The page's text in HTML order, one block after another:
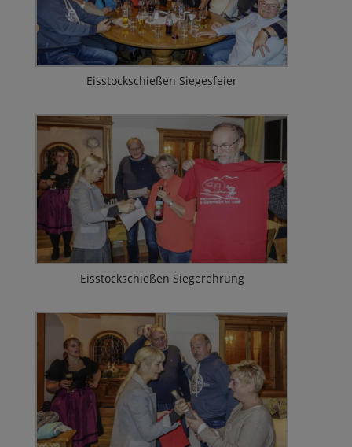
Eisstockschießen Siegesfeier
Eisstockschießen Siegerehrung